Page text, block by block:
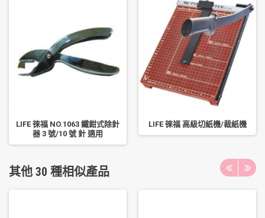
LIFE 徠福 NO.1063 鐵鉗式除針
器 3 號/10 號 針 適用
LIFE 徠福 高級切紙機/裁紙機
其他 30 種相似產品